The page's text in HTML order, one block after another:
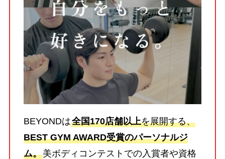
BEYONDは全国170店舗以上を展開する、
BEST GYM AWARD受賞のパーソナルジ
ム。美ボディコンテストでの入賞者や資格